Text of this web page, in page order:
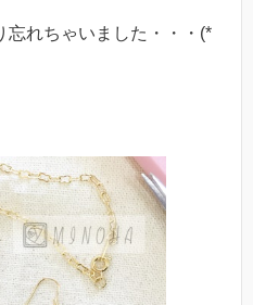
忘れちゃいました・・・(*